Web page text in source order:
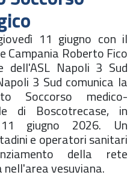
11 giugno con il
Campania Roberto Fico
dell'ASL Napoli 3 Sud
3 Sud comunica la
Soccorso medico-
di Boscotrecase, in
giugno 2026. Un
e operatori sanitari
della rete
vesuviana.